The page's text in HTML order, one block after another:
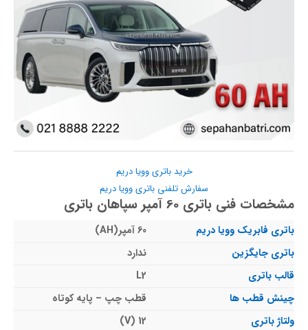
خرید باتری وویا دریم
سفارش تلفنی باتری وویا دریم
مشخصات فنی باتری 60 آمپر سپاهان باتری
باتری فابریک وویا دریم
60 آمپر(AH)
باتری جایگزین
ندارد
قالب باتری
L2
چینش قطب ها
قطب چپ – پایه کوتاه
ولتاژ باتری
12 (V)